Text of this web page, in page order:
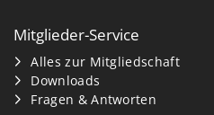
Mitglieder-Service
Alles zur Mitgliedschaft
Downloads
Fragen & Antworten